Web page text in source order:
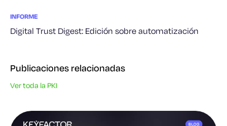
INFORME
Digital Trust Digest: Edición sobre automatización
Publicaciones relacionadas
Ver toda la PKI